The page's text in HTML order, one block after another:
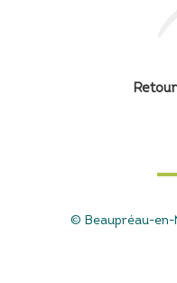
© Beaupréau-en-